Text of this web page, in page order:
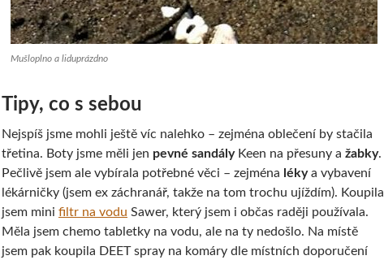
Mušloplno a liduprázdno
Tipy, co s sebou
Nejspíš jsme mohli ještě víc nalehko – zejména oblečení by stačila
třetina. Boty jsme měli jen pevné sandályKeen na přesuny a žabky.
Pečlivě jsem ale vybírala potřebné věci – zejména lékya vybavení
lékárničky (jsem ex záchranář, takže na tom trochu ujíždím). Koupila
jsem mini filtr na vodu Sawer, který jsem i občas raději používala.
Měla jsem chemo tabletky na vodu, ale na ty nedošlo. Na místě
jsem pak koupila DEET spray na komáry dle místních doporučení